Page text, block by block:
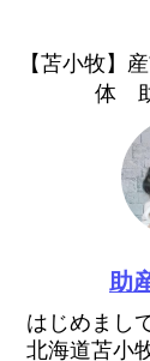
【苫小牧】
体
助
はじめまして
北海道苫小